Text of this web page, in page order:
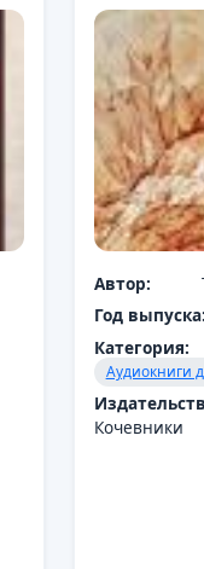
Автор:
Год
Категория:
Аудиокниги
Кочевники